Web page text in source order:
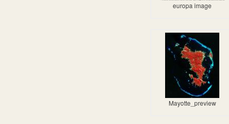
europa image
Mayotte_preview